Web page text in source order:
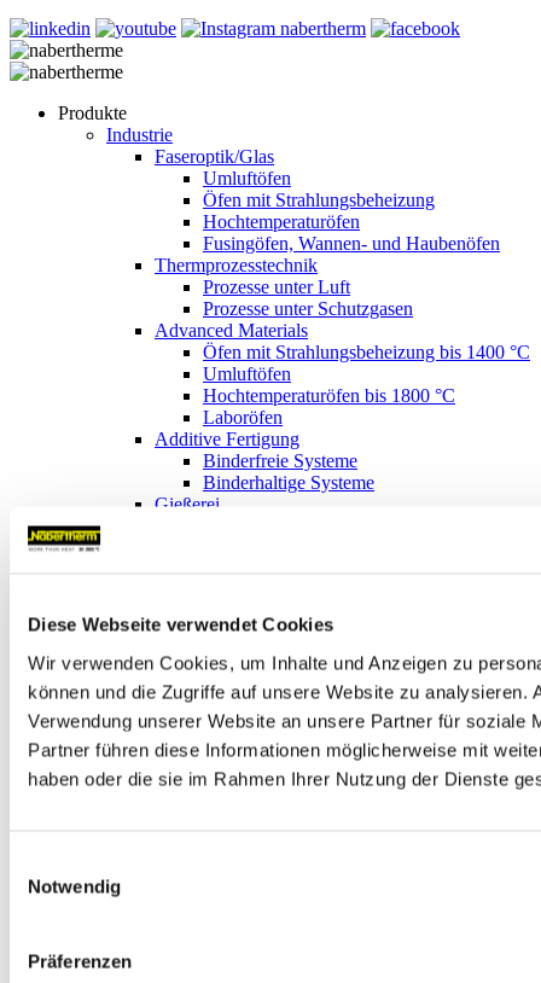
Diese Webseite verwendet Cookies
Wir verwenden Cookies, um Inhalte und Anzeigen zu
können und die Zugriffe auf unsere Website zu analysieren.
Verwendung unserer Website an unsere Partner für soziale
Partner führen diese Informationen möglicherweise mit
haben oder die sie im Rahmen Ihrer Nutzung der Dienste
Notwendig
Präferenzen
Produkte
Industrie
Faseroptik/Glas
Umluftöfen
Öfen mit Strahlungsbeheizung
Hochtemperaturöfen
Fusingöfen, Wannen- und Haubenöfen
Thermprozesstechnik
Prozesse unter Luft
Prozesse unter Schutzgasen
Advanced Materials
Öfen mit Strahlungsbeheizung bis 1400 °C
Umluftöfen
Hochtemperaturöfen bis 1800 °C
Laboröfen
Additive Fertigung
Binderfreie Systeme
Binderhaltige Systeme
Gießerei
Fusingöfen
Labor
Trockenschränke und Umluftöfen bis 850 °C
Muffelöfen bis 1400 °C
Kammeröfen bis 1400 °C
Hochtemperaturöfen bis 1800 °C
Öfen für spezielle Anwendungen
PRODUKTE
Kundendienst